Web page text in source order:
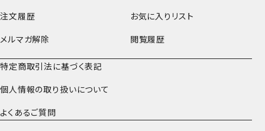
注文履歴
お気に入りリスト
メルマガ解除
閲覧履歴
特定商取引法に基づく表記
個人情報の取り扱いについて
よくあるご質問